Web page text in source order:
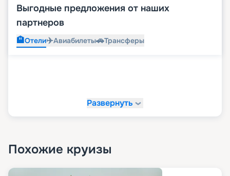
Выгодные предложения от наших
партнеров
🏨Отели✈️Авиабилеты🚗Трансферы
Развернуть
Похожие круизы